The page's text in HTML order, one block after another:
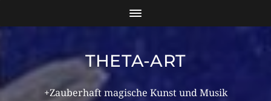
THETA-ART
+Zauberhaft magische Kunst und Musik